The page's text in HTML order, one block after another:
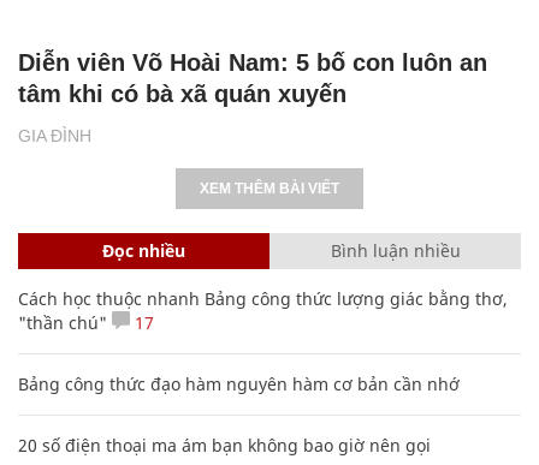
GIA ĐÌNH
Diễn viên Võ Hoài Nam: 5 bố con luôn an
tâm khi có bà xã quán xuyến
XEM THÊM BÀI VIẾT
Đọc nhiều Bình luận nhiều
Cách học thuộc nhanh Bảng công thức lượng giác bằng thơ,
"thần chú"
17
Bảng công thức đạo hàm nguyên hàm cơ bản cần nhớ
20 số điện thoại ma ám bạn không bao giờ nên gọi